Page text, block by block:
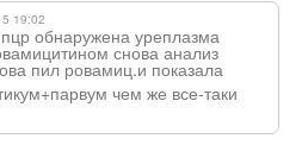
19:02
обнаружена уреплазма
снова анализ
пил ровамиц.и показала
вум чем же все-таки